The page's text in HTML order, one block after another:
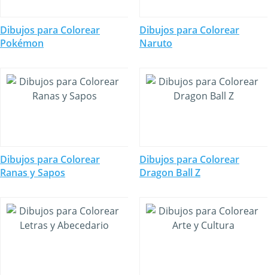
Dibujos para Colorear
Pokémon
Dibujos para Colorear
Naruto
Dibujos para Colorear
Ranas y Sapos
Dibujos para Colorear
Dragon Ball Z